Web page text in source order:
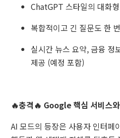
ChatGPT 스타일의 대화
복합적이고 긴 질문도 한
실시간 뉴스 요약, 금융 정
제공 (예정 포함)
🔥충격🔥 Google 핵심 서비스
AI 모드의 등장은 사용자 인터페